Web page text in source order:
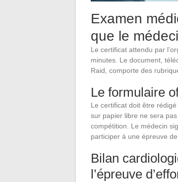
Examen
que le
Le certificat attendu par
minutes. Le document,
Raid, comporte des
Le formulaire
Le certificat doit être
sur papier libre ne sera
compétition. Le médecin
participer à une épreuve
Bilan
l’épreuve